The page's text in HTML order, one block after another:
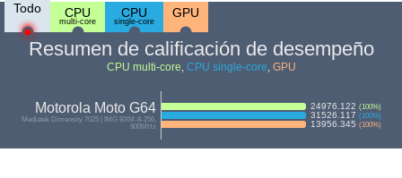
Todo CPU
multi-core
CPU
single-core
GPU
Resumen de calificación de desempeño
CPU multi-core, CPU single-core, GPU
Motorola Moto G64
Mediatek Dimensity 7025 | IMG BXM-8-256,
900MHz
24976.122 (100%)
31526.117 (100%)
13956.345 (100%)